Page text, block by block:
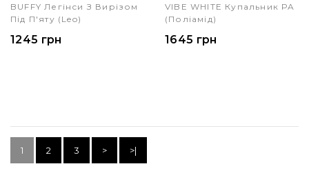
BUFFY Легінси З Вирізом
Під П'яту (leo)
1245 грн
VIBE WHITE Купальник PA
(поліамід)
1645 грн
1 2 3 > >|